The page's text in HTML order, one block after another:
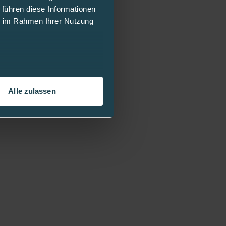
diese Informationen
Rahmen Ihrer Nutzung
Alle zulassen
Durch die
und